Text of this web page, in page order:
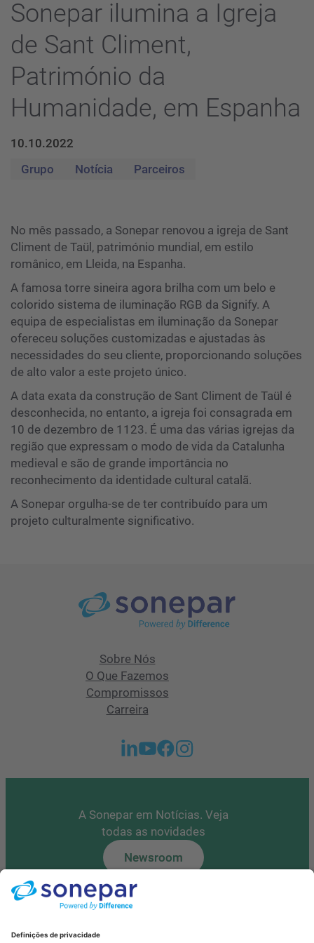
Sonepar ilumina a Igreja
de Sant Climent,
Património da
Humanidade, em Espanha
10.10.2022
Grupo
Notícia Parceiros
No mês passado, a Sonepar renovou a igreja de Sant
Climent de Taül, património mundial, em estilo
românico, em Lleida, na Espanha.
A famosa torre sineira agora brilha com um belo e
colorido sistema de iluminação RGB da Signify. A
equipa de especialistas em iluminação da Sonepar
ofereceu soluções customizadas e ajustadas às
necessidades do seu cliente, proporcionando soluções
de alto valor a este projeto único.
A data exata da construção de Sant Climent de Taül é
desconhecida, no entanto, a igreja foi consagrada em
10 de dezembro de 1123. É uma das várias igrejas da
região que expressam o modo de vida da Catalunha
medieval e são de grande importância no
reconhecimento da identidade cultural catalã.
A Sonepar orgulha-se de ter contribuído para um
projeto culturalmente significativo.
Sobre Nós
O Que Fazemos
Compromissos
Carreira
A Sonepar em Notícias. Veja
todas as novidades
Newsroom